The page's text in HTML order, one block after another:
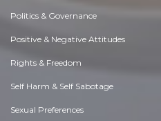
Politics & Governance
Positive & Negative Attitudes
Rights & Freedom
Self Harm & Self Sabotage
Sexual Preferences